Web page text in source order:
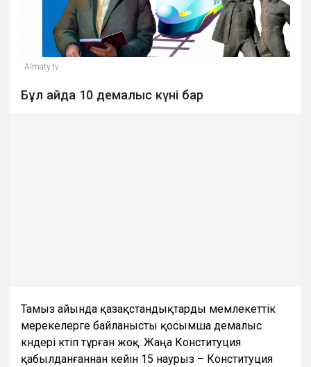
Almaty.tv
Бұл айда 10 демалыс күні бар
Тамыз айында қазақстандықтарды мемлекеттік
мерекелерге байланысты қосымша демалыс
күндері күтіп тұрған жоқ. Жаңа Конституция
қабылданғаннан кейін 15 наурыз – Конституция